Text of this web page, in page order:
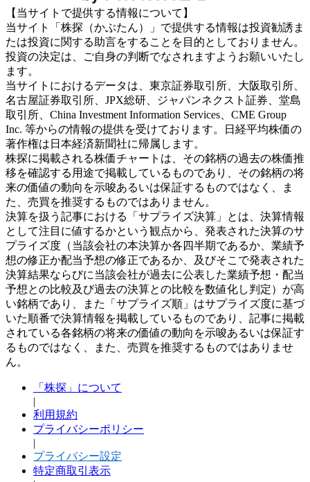
【当サイトで提供する情報について】
当サイト「株探（かぶたん）」で提供する情報は投資勧誘ま
たは投資に関する助言をすることを目的としておりません。
投資の決定は、ご自身の判断でなされますようお願いいたし
ます。
当サイトにおけるデータは、東京証券取引所、大阪取引所、
名古屋証券取引所、JPX総研、ジャパンネクスト証券、堂島
取引所、China Investment Information Services、CME Group
Inc. 等からの情報の提供を受けております。日経平均株価の
著作権は日本経済新聞社に帰属します。
株探に掲載される株価チャートは、その銘柄の過去の株価推
移を確認する用途で掲載しているものであり、その銘柄の将
来の価値の動向を示唆あるいは保証するものではなく、ま
た、売買を推奨するものではありません。
決算を扱う記事における「サプライズ決算」とは、決算情報
として注目に値するかという観点から、発表された決算のサ
プライズ度（当該会社の本決算か各四半期であるか、業績予
想の修正か配当予想の修正であるか、及びそこで発表された
決算結果ならびに当該会社が過去に公表した業績予想・配当
予想との比較及び過去の決算との比較を数値化し判定）が高
い銘柄であり、また「サプライズ順」はサプライズ度に基づ
いた順番で決算情報を掲載しているものであり、記事に掲載
されている各銘柄の将来の価値の動向を示唆あるいは保証す
るものではなく、また、売買を推奨するものではありませ
ん。
「株探」について
|
利用規約
プライバシーポリシー
|
プライバシー設定
特定商取引表示